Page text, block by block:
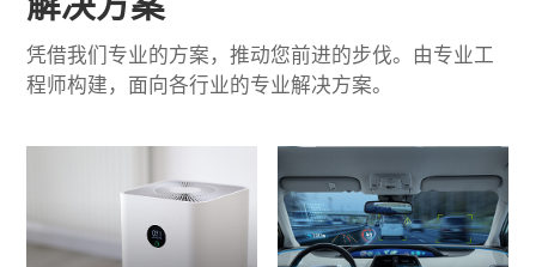
凭借我们专业的方案，推动您前进的步伐。由专业工
程师构建，面向各行业的专业解决方案。